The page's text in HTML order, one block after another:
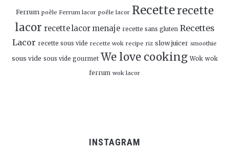
Ferrum poêle Ferrum lacor poêle lacor Recette recette
lacor recette lacor menaje recette sans gluten Recettes
Lacor recette sous vide recette wok recipe riz slow juicer smoothie
sous vide sous vide gourmet We love cooking Wok wok
ferrum wok lacor
INSTAGRAM